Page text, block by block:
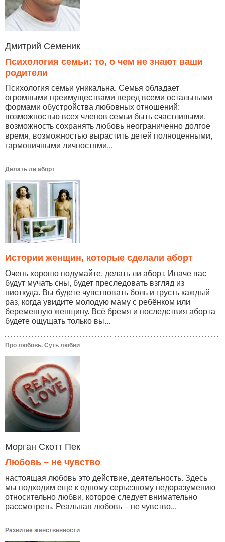
Дмитрий Семеник
Психология семьи: то, о чем не знают ваши
родители
Психология семьи уникальна. Семья обладает
огромными преимуществами перед всеми остальными
формами обустройства любовных отношений:
возможностью всех членов семьи быть счастливыми,
возможность сохранять любовь неограниченно долгое
время, возможностью вырастить детей полноценными,
гармоничными личностями...
Делать ли аборт
Истории женщин, которые сделали аборт
Очень хорошо подумайте, делать ли аборт. Иначе вас
будут мучать сны, будет преследовать взгляд из
ниоткуда. Вы будете чувствовать боль и грусть каждый
раз, когда увидите молодую маму с ребёнком или
беременную женщину. Всё бремя и последствия аборта
будете ощущать только вы...
Про любовь. Суть любви
Морган Скотт Пек
Любовь – не чувство
настоящая любовь это действие, деятельность. Здесь
мы подходим еще к одному серьезному недоразумению
относительно любви, которое следует внимательно
рассмотреть. Реальная любовь – не чувство...
Развитие женственности